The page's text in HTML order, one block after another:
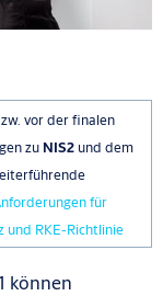
vor der finalen
zu NIS2 und dem
für
und RKE-Richtlinie
können